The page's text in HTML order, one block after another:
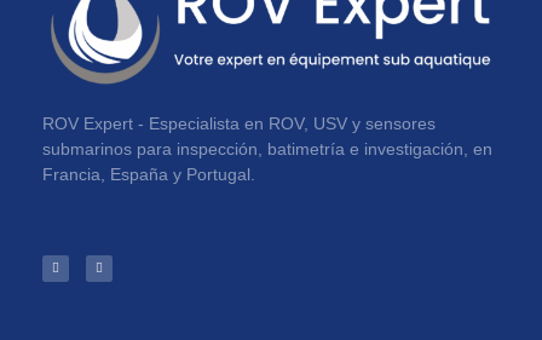
ROV Expert - Especialista en ROV, USV y sensores
submarinos para inspección, batimetría e investigación, en
Francia, España y Portugal.